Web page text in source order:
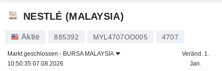
NESTLÉ (MALAYSIA)
Aktie 885392 MYL4707OO005 4707
Markt geschlossen - BURSA MALAYSIA
10:50:35 07.08.2026
Veränd. 1.
Jan.